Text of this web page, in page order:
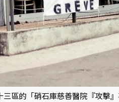
區的「硝石庫慈善醫院『攻擊